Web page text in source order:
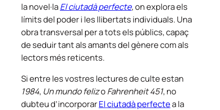
la novel·laEl ciutadà perfecte, on explora els
límits del poder i les llibertats individuals. Una
obra transversal per a tots els públics, capaç
de seduir tant als amants del gènere com als
lectors més reticents.
Si entre les vostres lectures de culte estan
1984, Un mundo felizoFahrenheit 451, no
dubteu d’incorporarEl ciutadà perfectea la